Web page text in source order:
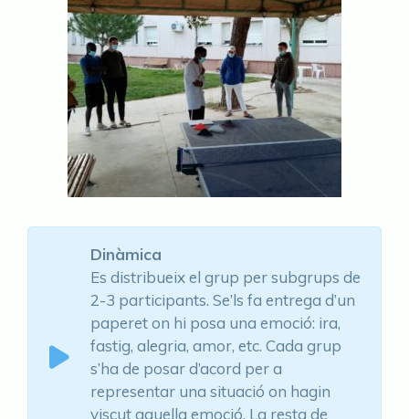
Dinàmica
Es distribueix el grup per subgrups de
2-3 participants. Se’ls fa entrega d’un
paperet on hi posa una emoció: ira,
fastig, alegria, amor, etc. Cada grup
s’ha de posar d’acord per a
representar una situació on hagin
viscut aquella emoció. La resta de